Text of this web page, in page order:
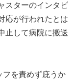
スターのインタビ
応が行われたとは
止して病院に搬送
を責めず庇うか